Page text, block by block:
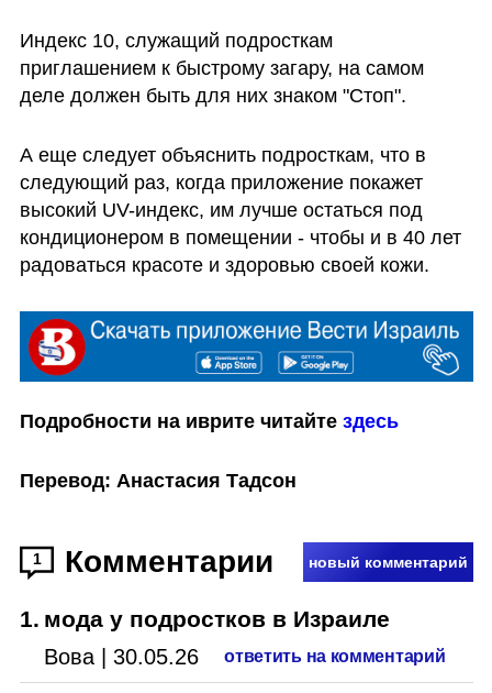
Индекс 10, служащий подросткам
приглашением к быстрому загару, на самом
деле должен быть для них знаком "Стоп".
А еще следует объяснить подросткам, что в
следующий раз, когда приложение покажет
высокий UV-индекс, им лучше остаться под
кондиционером в помещении - чтобы и в 40 лет
радоваться красоте и здоровью своей кожи.
Подробности на иврите читайте здесь
Перевод: Анастасия Тадсон
1 Комментарии новый комментарий
1. мода у подростков в Израиле
Вова 30.05.26 ответить на комментарий